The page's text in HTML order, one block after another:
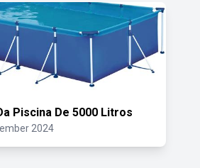
Piscina De 5000 Litros
2024